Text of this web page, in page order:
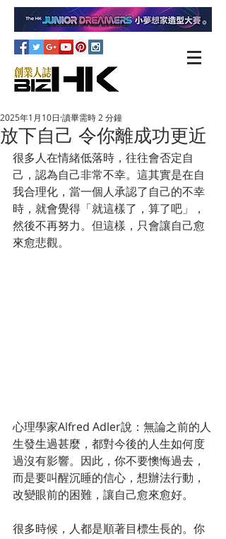
放下自己 令你離成功更近
2025年1月10日 讀畢需時 2 分鐘
很多人在情緒低落時，往往會否定自
己，認為自己非常不幸。這其實是在自
我合理化，當一個人承認了自己的不幸
時，就會覺得「就這樣了，算了吧」，
然後不再努力。但這樣，只會讓自己愈
來愈悲觀。
心理學家Alfred Adler說：無論之前的人
生發生過甚麼，都對今後的人生如何度
過沒有影響。因此，你不要懊悔過去，
而是要叫醒沉睡的信心，想辦法行動，
改變眼前的困難，讓自己愈來愈好。
很多時候，人都是順著目標生長的。你